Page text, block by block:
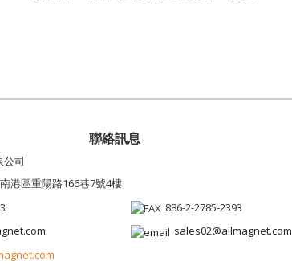
聯絡訊息
公司
港區重陽路166巷7號4樓
886-2-2785-2393
sales02@allmagnet.com